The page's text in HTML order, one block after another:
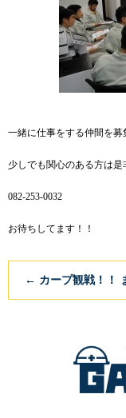
一緒に仕事をする仲間を募
少しでも関心のある方は是
082-253-0032
お待ちしてます！！
← カープ観戦！！